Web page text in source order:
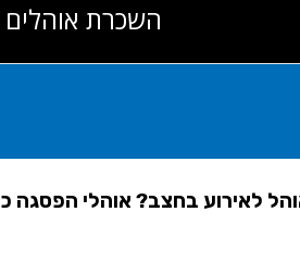
השכרת אוהלים
לאירוע בחצב? אוהלי